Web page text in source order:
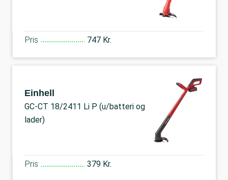
Pris 747 Kr.
Einhell
GC-CT 18/2411 Li P (u/batteri og
lader)
Pris 379 Kr.